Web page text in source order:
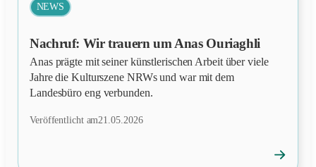
NEWS
Nachruf: Wir trauern um Anas Ouriaghli
Anas prägte mit seiner künstlerischen Arbeit über viele
Jahre die Kulturszene NRWs und war mit dem
Landesbüro eng verbunden.
Veröffentlicht am21.05.2026
→